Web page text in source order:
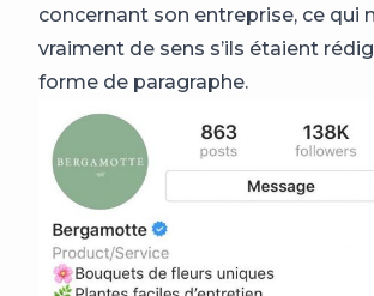
concernant son entreprise, ce qui
vraiment de sens s’ils étaient
forme de paragraphe.